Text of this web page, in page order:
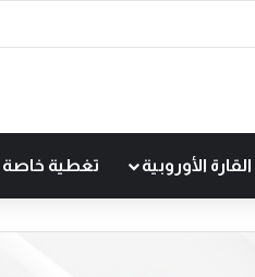
الأوروبية تغطية خاصة